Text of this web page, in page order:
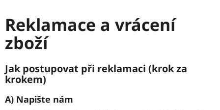
Reklamace a vrácení
zboží
Jak postupovat při reklamaci (krok za
krokem)
A) Napište nám